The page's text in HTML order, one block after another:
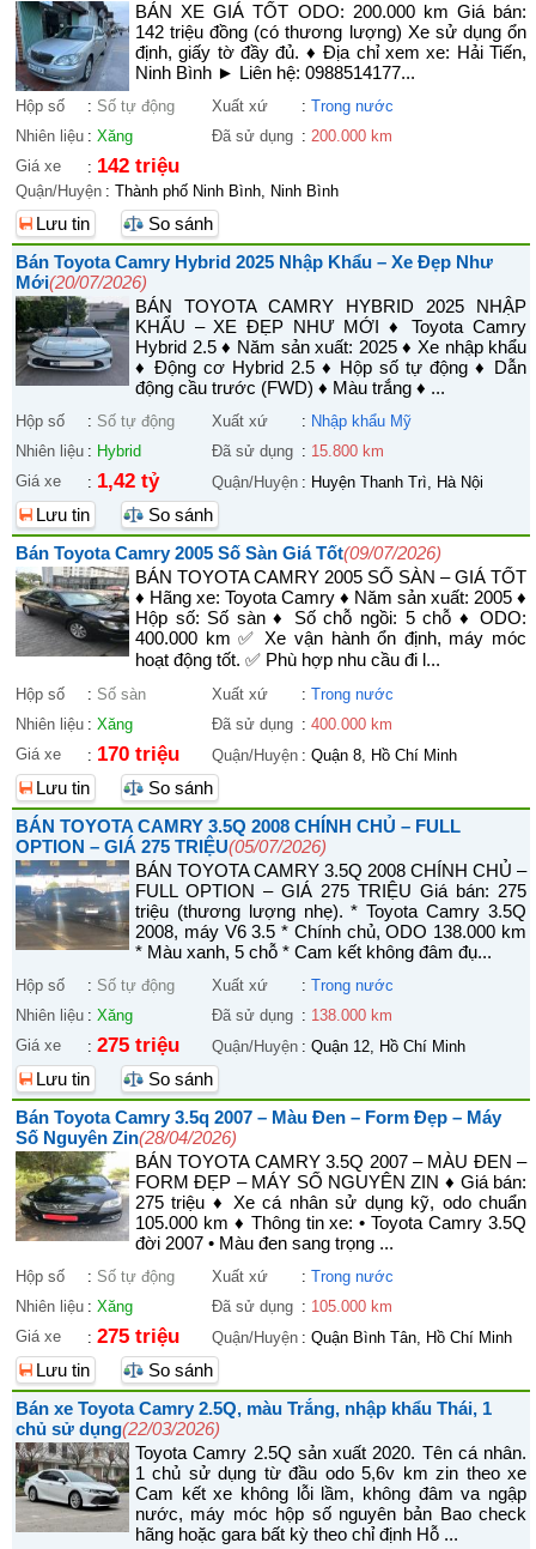
BÁN XE GIÁ TỐT ODO: 200.000 km Giá bán:
142 triệu đồng (có thương lượng) Xe sử dụng ổn
định, giấy tờ đầy đủ. ♦ Địa chỉ xem xe: Hải Tiến,
Ninh Bình ► Liên hệ: 0988514177...
Hộp số : Số tự động Xuất xứ : Trong nước
Nhiên liệu : Xăng Đã sử dụng : 200.000 km
Giá xe
: 142 triệu
Quận/Huyện : Thành phố Ninh Bình, Ninh Bình
Lưu tin
So sánh
Bán Toyota Camry Hybrid 2025 Nhập Khẩu – Xe Đẹp Như
Mới(20/07/2026)
BÁN TOYOTA CAMRY HYBRID 2025 NHẬP
KHẨU – XE ĐẸP NHƯ MỚI ♦ Toyota Camry
Hybrid 2.5 ♦ Năm sản xuất: 2025 ♦ Xe nhập khẩu
♦ Động cơ Hybrid 2.5 ♦ Hộp số tự động ♦ Dẫn
động cầu trước (FWD) ♦ Màu trắng ♦ ...
Hộp số : Số tự động Xuất xứ : Nhập khẩu Mỹ
Nhiên liệu : Hybrid Đã sử dụng : 15.800 km
Giá xe
: 1,42 tỷ Quận/Huyện : Huyện Thanh Trì, Hà Nội
Lưu tin
So sánh
Bán Toyota Camry 2005 Số Sàn Giá Tốt(09/07/2026)
BÁN TOYOTA CAMRY 2005 SỐ SÀN – GIÁ TỐT
♦ Hãng xe: Toyota Camry ♦ Năm sản xuất: 2005 ♦
Hộp số: Số sàn ♦ Số chỗ ngồi: 5 chỗ ♦ ODO:
400.000 km ✅ Xe vận hành ổn định, máy móc
hoạt động tốt. ✅ Phù hợp nhu cầu đi l...
Hộp số : Số sàn Xuất xứ : Trong nước
Nhiên liệu : Xăng Đã sử dụng : 400.000 km
Giá xe
: 170 triệu Quận/Huyện : Quận 8, Hồ Chí Minh
Lưu tin
So sánh
BÁN TOYOTA CAMRY 3.5Q 2008 CHÍNH CHỦ – FULL
OPTION – GIÁ 275 TRIỆU(05/07/2026)
BÁN TOYOTA CAMRY 3.5Q 2008 CHÍNH CHỦ –
FULL OPTION – GIÁ 275 TRIỆU Giá bán: 275
triệu (thương lượng nhẹ). * Toyota Camry 3.5Q
2008, máy V6 3.5 * Chính chủ, ODO 138.000 km
* Màu xanh, 5 chỗ * Cam kết không đâm đụ...
Hộp số : Số tự động Xuất xứ : Trong nước
Nhiên liệu : Xăng Đã sử dụng : 138.000 km
Giá xe
: 275 triệu Quận/Huyện : Quận 12, Hồ Chí Minh
Lưu tin
So sánh
Bán Toyota Camry 3.5q 2007 – Màu Đen – Form Đẹp – Máy
Số Nguyên Zin(28/04/2026)
BÁN TOYOTA CAMRY 3.5Q 2007 – MÀU ĐEN –
FORM ĐẸP – MÁY SỐ NGUYÊN ZIN ♦ Giá bán:
275 triệu ♦ Xe cá nhân sử dụng kỹ, odo chuẩn
105.000 km ♦ Thông tin xe: • Toyota Camry 3.5Q
đời 2007 • Màu đen sang trọng ...
Hộp số : Số tự động Xuất xứ : Trong nước
Nhiên liệu : Xăng Đã sử dụng : 105.000 km
Giá xe
: 275 triệu Quận/Huyện : Quận Bình Tân, Hồ Chí Minh
Lưu tin
So sánh
Bán xe Toyota Camry 2.5Q, màu Trắng, nhập khẩu Thái, 1
chủ sử dụng(22/03/2026)
Toyota Camry 2.5Q sản xuất 2020. Tên cá nhân.
1 chủ sử dụng từ đầu odo 5,6v km zin theo xe
Cam kết xe không lỗi lầm, không đâm va ngập
nước, máy móc hộp số nguyên bản Bao check
hãng hoặc gara bất kỳ theo chỉ định Hỗ ...